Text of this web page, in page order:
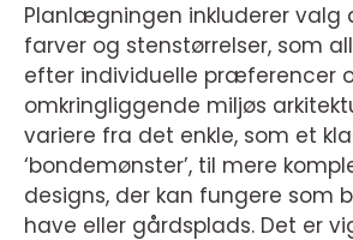
Planlægningen inkluderer valg
farver og stenstørrelser, som
efter individuelle præferencer
omkringliggende miljøs
variere fra det enkle, som et
‘bondemønster’, til mere
designs, der kan fungere som
have eller gårdsplads. Det er